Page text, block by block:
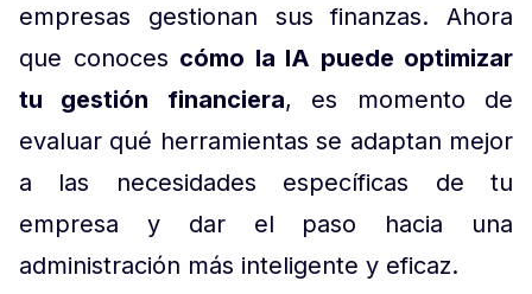
empresas gestionan sus finanzas. Ahora
que conoces cómo la IA puede optimizar
tu gestión financiera, es momento de
evaluar qué herramientas se adaptan mejor
a las necesidades específicas de tu
empresa y dar el paso hacia una
administración más inteligente y eficaz.